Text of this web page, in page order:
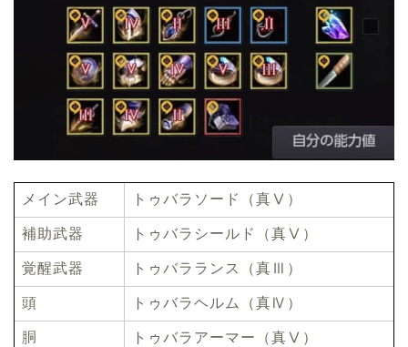
メイン武器 トゥバラソード（真Ⅴ）
補助武器 トゥバラシールド（真Ⅴ）
覚醒武器 トゥバラランス（真Ⅲ）
頭 トゥバラヘルム（真Ⅳ）
胴 トゥバラアーマー（真Ⅴ）